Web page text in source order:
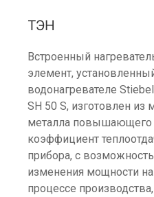
ТЭН
Встроенный
элемент,
водонагревателе
SH 50 S, изготовлен из
металла повышающего
коэффициент
прибора, с
изменения мощности
процессе